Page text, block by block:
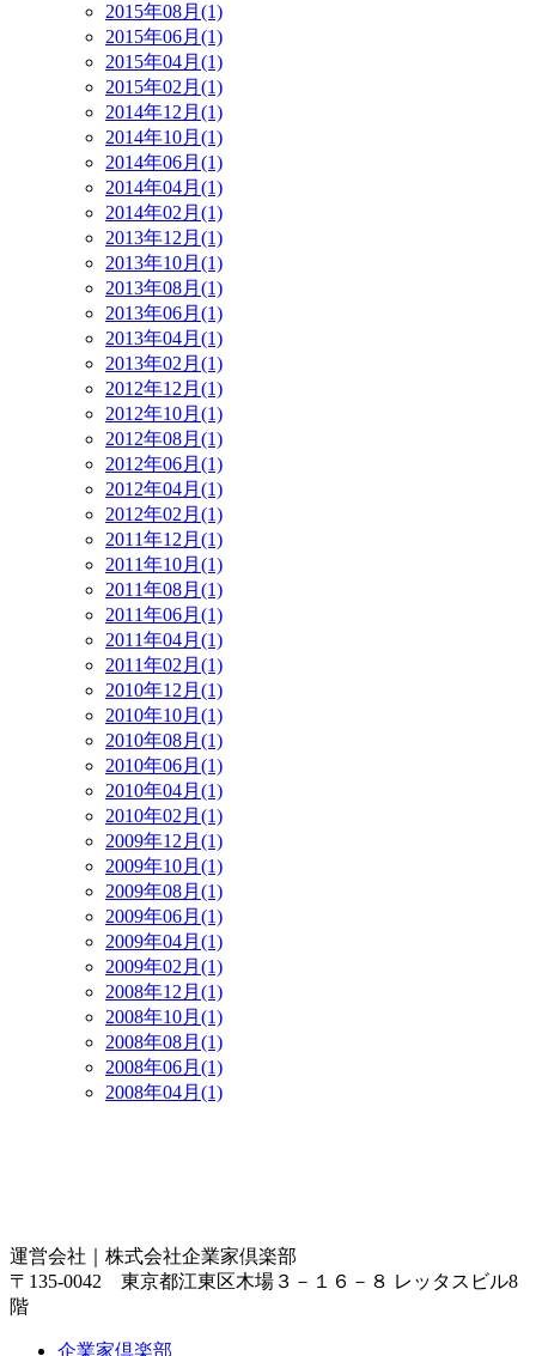
2015年08月(1)
2015年06月(1)
2015年04月(1)
2015年02月(1)
2014年12月(1)
2014年10月(1)
2014年06月(1)
2014年04月(1)
2014年02月(1)
2013年12月(1)
2013年10月(1)
2013年08月(1)
2013年06月(1)
2013年04月(1)
2013年02月(1)
2012年12月(1)
2012年10月(1)
2012年08月(1)
2012年06月(1)
2012年04月(1)
2012年02月(1)
2011年12月(1)
2011年10月(1)
2011年08月(1)
2011年06月(1)
2011年04月(1)
2011年02月(1)
2010年12月(1)
2010年10月(1)
2010年08月(1)
2010年06月(1)
2010年04月(1)
2010年02月(1)
2009年12月(1)
2009年10月(1)
2009年08月(1)
2009年06月(1)
2009年04月(1)
2009年02月(1)
2008年12月(1)
2008年10月(1)
2008年08月(1)
2008年06月(1)
2008年04月(1)
運営会社｜ 株式会社企業家倶楽部
〒135-0042 東京都江東区木場３－１６－８ レッタスビル8
階
企業家倶楽部